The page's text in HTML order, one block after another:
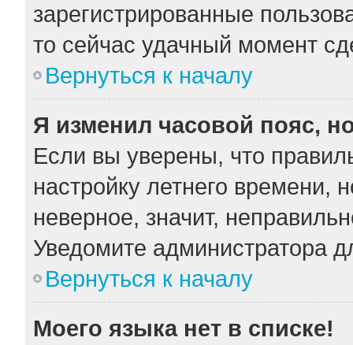
зарегистрированные
то сейчас удачный момент
Вернуться к началу
Я изменил часовой пояс,
Если вы уверены, что
настройку летнего времени,
неверное, значит,
Уведомите администратора
Вернуться к началу
Моего языка нет в списке!